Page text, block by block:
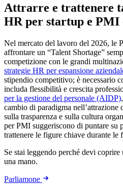
Attrarre e trattenere
HR per startup e PMI
Nel mercato del lavoro del 2026, le
affrontare un “Talent Shortage”
competizione con le grandi
strategie HR per espansione
stipendio competitivo; è necessario
includa flessibilità e crescita
per la gestione del personale (AIDP)
cambio di paradigma nell’attrazione
sulla trasparenza e sulla cultura
per PMI suggeriscono di puntare su
trattenere le figure chiave durante le
Se stai leggendo perché devi
una mano.
Parliamone